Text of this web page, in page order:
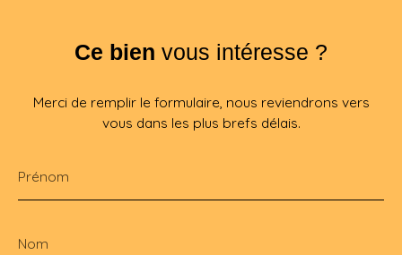
Ce bien vous intéresse ?
Merci de remplir le formulaire, nous reviendrons vers
vous dans les plus brefs délais.
Prénom
Nom